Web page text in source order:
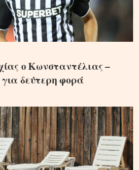
ο Κωνσταντέλιας –
δεύτερη φορά